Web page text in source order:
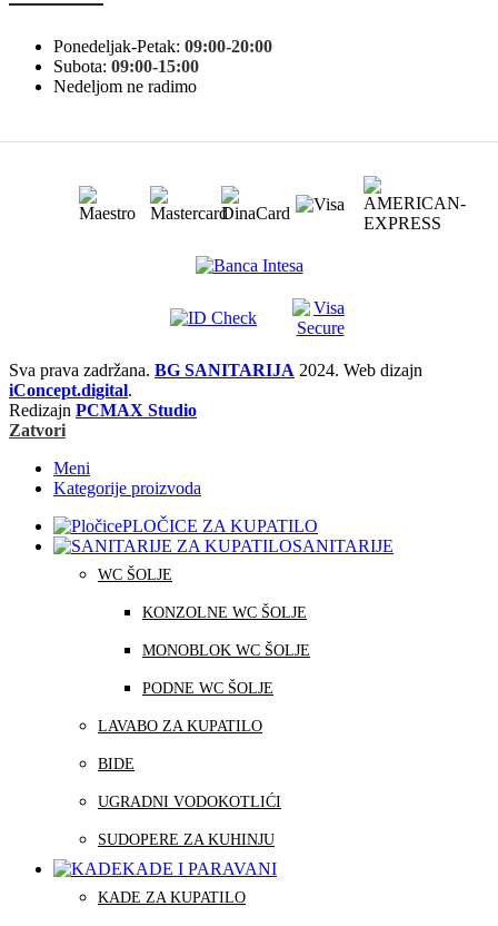
Ponedeljak-Petak: 09:00-20:00
Subota: 09:00-15:00
Nedeljom ne radimo
Sva prava zadržana. BG SANITARIJA 2024. Web dizajn
iConcept.digital.
Redizajn PCMAX Studio
Zatvori
Meni
Kategorije proizvoda
PLOČICE ZA KUPATILO
SANITARIJE
WC ŠOLJE
KONZOLNE WC ŠOLJE
MONOBLOK WC ŠOLJE
PODNE WC ŠOLJE
LAVABO ZA KUPATILO
BIDE
UGRADNI VODOKOTLIĆI
SUDOPERE ZA KUHINJU
KADE I PARAVANI
KADE ZA KUPATILO